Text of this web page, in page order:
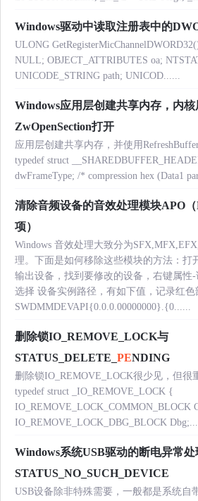
Windows驱动中读取注册表中的
ULONG
NULL; OBJECT_ATTRIBUTES oa;
UNICODE_STRING path; UNICOD......
Windows应用层创建共享内存，内核
ZwOpenSection打开
应用层创建共享内存，并使用
typedef struct
dwFrameType; /* compression hex (Data1
清除音频设备的音效处理模块APO
项）
Windows 音效处理大致分为
理。下面是如何移除这些模块的方法：打
输出设备，找到要修改的设备，右键属性
选择 设备实例路径，有如下值，记录红色
SWDMMDEVAPI{0.0.0.00000000}.{0......
删除锁IO_REMOVE_LOCK与
STATUS_DELETE_ PENDING
删除锁IO_REMOVE_LOCK很少见，但很
typedef struct _IO_REMOVE_LOCK {
IO_REMOVE_LOCK_COMMON_BLOCK
IO_REMOVE_LOCK_DBG_BLOCK
Windows系统USB驱动的断电异常处
STATUS_NO_SUCH_DEVICE
USB设备除非特殊需要，一般都是系统自